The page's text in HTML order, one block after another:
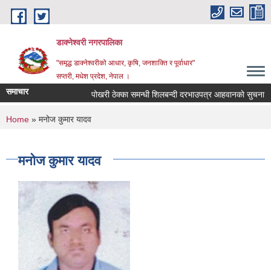
Skip to main content
डाक्नेश्वरी नगरपालिका
"समृद्ध डाक्नेश्वरीको आधार, कृषि, जनशाक्ति र पूर्वाधार"
सप्तरी, मधेश प्रदेश, नेपाल ।
समाचार पोखरी ठेक्का समन्धी शिलबन्दी दरभाउपत्र आहवानकाे सुचना
You are here
Home » मनोज कुमार यादव
मनोज कुमार यादव